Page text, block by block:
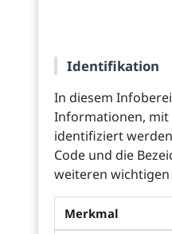
Identifikation
In diesem
Informationen, mit
identifiziert
Code und die
weiteren
Merkmal